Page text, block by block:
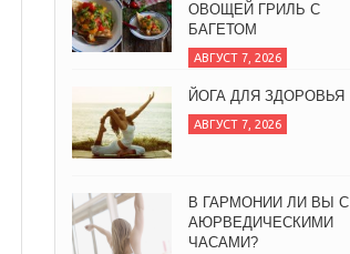
ОВОЩЕЙ ГРИЛЬ С
БАГЕТОМ
АВГУСТ 7, 2026
ЙОГА ДЛЯ ЗДОРОВЬЯ
АВГУСТ 7, 2026
В ГАРМОНИИ ЛИ ВЫ С
АЮРВЕДИЧЕСКИМИ
ЧАСАМИ?